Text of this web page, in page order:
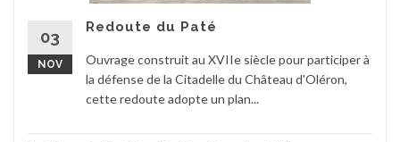
03
NOV
Redoute du Paté
Ouvrage construit au XVIIe siècle pour participer à
la défense de la Citadelle du Château d'Oléron,
cette redoute adopte un plan...